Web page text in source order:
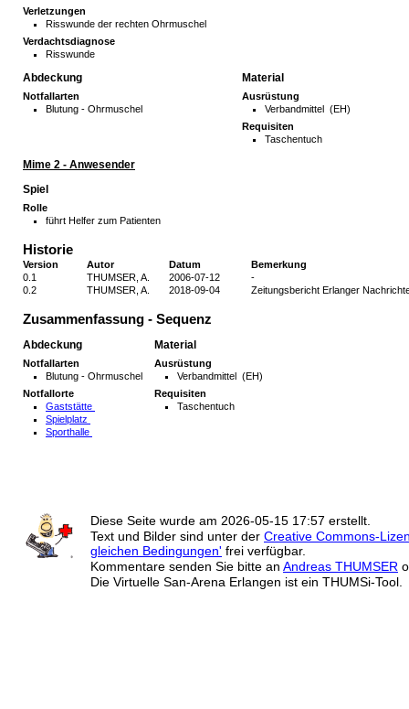
Verletzungen
Risswunde der rechten Ohrmuschel
Verdachtsdiagnose
Risswunde
Abdeckung
Notfallarten
Blutung - Ohrmuschel
Material
Ausrüstung
Verbandmittel (EH)
Requisiten
Taschentuch
Mime 2 - Anwesender
Spiel
Rolle
führt Helfer zum Patienten
Historie
Version Autor Datum
Bemerkung
0.1
THUMSER, A. 2006-07-12
-
0.2
THUMSER, A. 2018-09-04 Zeitungsbericht Erlanger
Zusammenfassung - Sequenz
Abdeckung
Notfallarten
Blutung - Ohrmuschel
Notfallorte
Gaststätte
Spielplatz
Sporthalle
Material
Ausrüstung
Verbandmittel (EH)
Requisiten
Taschentuch
Diese Seite wurde am 2026-05-15 17:57 erstellt.
Text und Bilder sind unter der Creative Commons-
gleichen Bedingungen' frei verfügbar.
Kommentare senden Sie bitte an Andreas THUMSER
Die Virtuelle San-Arena Erlangen ist ein THUMSi-Tool.